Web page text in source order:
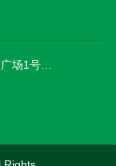
地址：上海市浦东新区船山街49弄禹州城市广场1号楼906